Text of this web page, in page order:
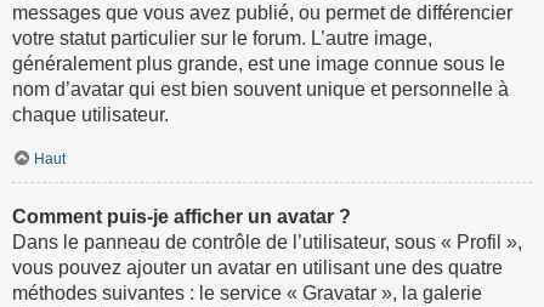
messages que vous avez publié, ou permet de différencier
votre statut particulier sur le forum. L’autre image,
généralement plus grande, est une image connue sous le
nom d’avatar qui est bien souvent unique et personnelle à
chaque utilisateur.
Haut
Comment puis-je afficher un avatar ?
Dans le panneau de contrôle de l’utilisateur, sous « Profil »,
vous pouvez ajouter un avatar en utilisant une des quatre
méthodes suivantes : le service « Gravatar », la galerie